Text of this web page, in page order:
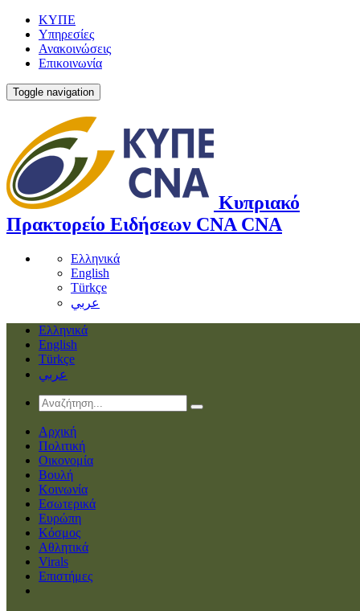
ΚΥΠΕ
Υπηρεσίες
Ανακοινώσεις
Επικοινωνία
Toggle navigation
Κυπριακό
Πρακτορείο Ειδήσεων CNA CNA
Ελληνικά
English
Türkçe
عربي
Ελληνικά
English
Türkçe
عربي
Αρχική
Πολιτική
Οικονομία
Βουλή
Κοινωνία
Εσωτερικά
Ευρώπη
Κόσμος
Αθλητικά
Virals
Επιστήμες